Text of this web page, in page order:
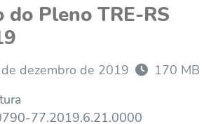
do Pleno TRE-RS
dezembro de 2019 170 MB
77.2019.6.21.0000